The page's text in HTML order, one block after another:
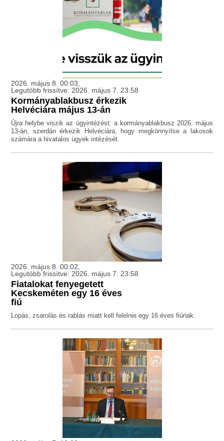
2026. május 8. 00:03,
Legutóbb frissítve: 2026. május 7. 23:58
Kormányablakbusz érkezik
Helvéciára május 13-án
Újra helybe viszik az ügyintézést: a kormányablakbusz 2026. május
13-án, szerdán érkezik Helvéciára, hogy megkönnyítse a lakosok
számára a hivatalos ügyek intézését.
2026. május 8. 00:02,
Legutóbb frissítve: 2026. május 7. 23:58
Fiatalokat fenyegetett
Kecskeméten egy 16 éves
fiú
Lopás, zsarolás és rablás miatt kell felelnie egy 16 éves fiúnak.